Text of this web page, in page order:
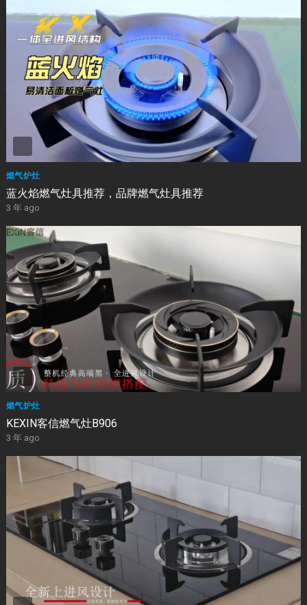
燃气炉灶
蓝火焰燃气灶具推荐，品牌燃气灶具推荐
3 年 ago
燃气炉灶
KEXIN客信燃气灶B906
3 年 ago